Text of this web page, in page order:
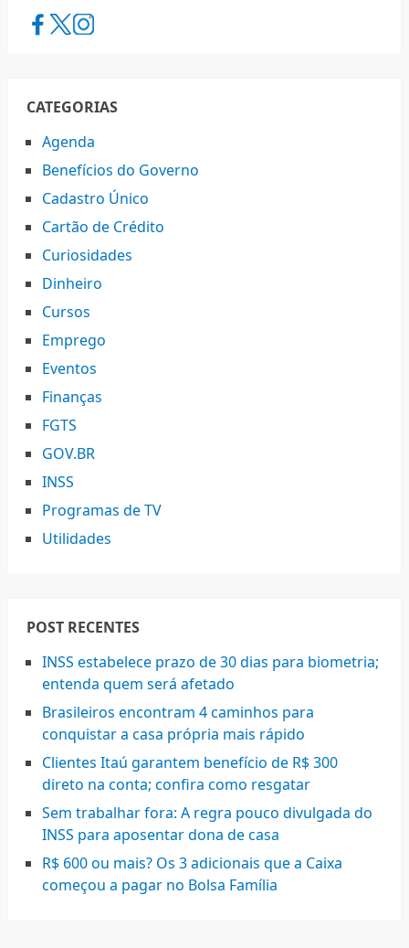
CATEGORIAS
Agenda
Benefícios do Governo
Cadastro Único
Cartão de Crédito
Curiosidades
Dinheiro
Cursos
Emprego
Eventos
Finanças
FGTS
GOV.BR
INSS
Programas de TV
Utilidades
POST RECENTES
INSS estabelece prazo de 30 dias para biometria;
entenda quem será afetado
Brasileiros encontram 4 caminhos para
conquistar a casa própria mais rápido
Clientes Itaú garantem benefício de R$ 300
direto na conta; confira como resgatar
Sem trabalhar fora: A regra pouco divulgada do
INSS para aposentar dona de casa
R$ 600 ou mais? Os 3 adicionais que a Caixa
começou a pagar no Bolsa Família